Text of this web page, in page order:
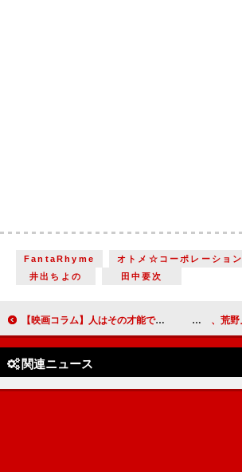
FantaRhyme
オトメ☆コーポレーション
井出ちよの
田中要次
【映画コラム】人はその才能でこそ判断されるべき『ドリーム』
関連ニュース